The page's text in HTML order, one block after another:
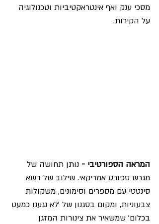
מסכי ענק ואף אינטראקטיביות וטכנולוגיה
על הקירות.
המראה הספורטיבי - נותן תחושה של
מגרש ספורט אמריקאי. שילוב של דשא
סינטטי עם מספרים וסימונים, משקולות
צבעוניות, ומקום בסגנון של 'לא נגענו כמעט
בכלום' שמשאיר את צינורות המזגן